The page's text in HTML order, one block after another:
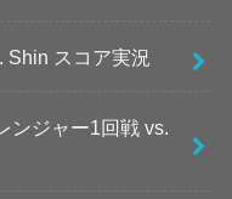
スコア実況
ンジャー1回戦 vs.